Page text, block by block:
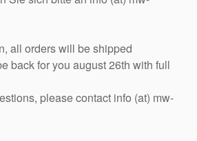
all orders will be shipped
back for you august 26th with full
please contact info (at) mw-